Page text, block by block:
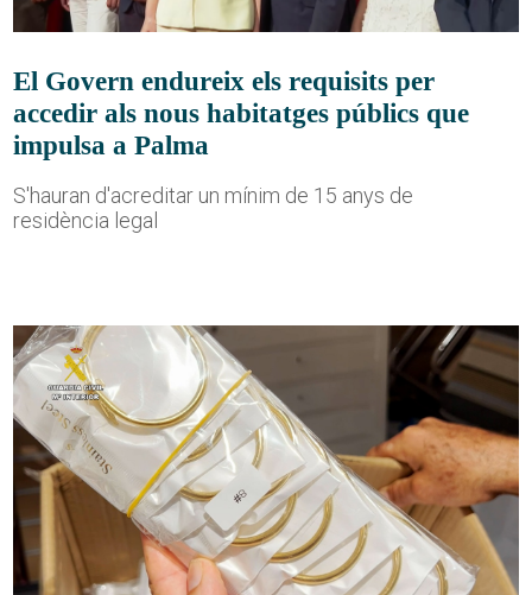
El Govern endureix els requisits per
accedir als nous habitatges públics que
impulsa a Palma
S'hauran d'acreditar un mínim de 15 anys de
residència legal